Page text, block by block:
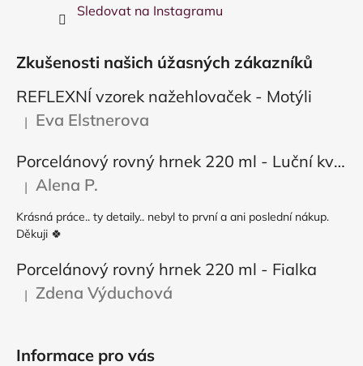
Sledovat na Instagramu
Zkušenosti našich úžasných zákazníků
REFLEXNÍ vzorek nažehlovaček - Motýli
Hodnocení produktu je 5 z 5 hvězdiček.
| Eva Elstnerova
Porcelánový rovný hrnek 220 ml - Luční květy
Hodnocení produktu je 5 z 5 hvězdiček.
| Alena P.
Krásná práce.. ty detaily.. nebyl to první a ani poslední nákup.
Děkuji 🍀
Porcelánový rovný hrnek 220 ml - Fialka
Hodnocení produktu je 5 z 5 hvězdiček.
| Zdena Výduchová
Informace pro vás